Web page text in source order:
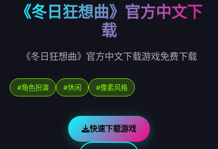
《冬日狂想曲》官方中文下
载
《冬日狂想曲》官方中文下载游戏免费下载
#角色扮演 #休闲 #像素风格
快速下载游戏